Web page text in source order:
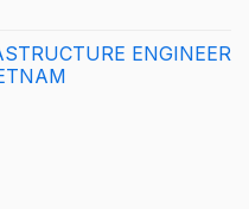
ENGINEER